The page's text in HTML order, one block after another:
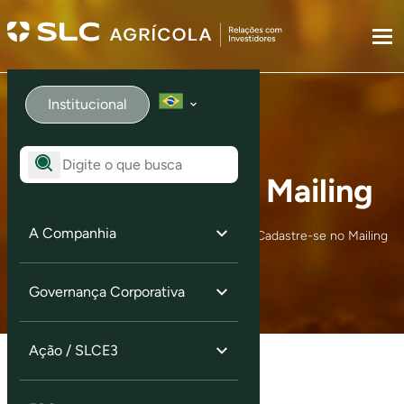
Institucional
A Companhia
Governança Corporativa
Ação / SLCE3
Cadastre-se no Mailing
Home Serviços aos Investidores Cadastre-se no Mailing